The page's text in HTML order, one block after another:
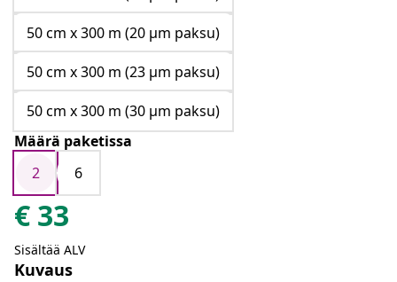
50 cm x 300 m (20 μm paksu)
50 cm x 300 m (23 μm paksu)
50 cm x 300 m (30 μm paksu)
Määrä paketissa
2
6
€ 33
Sisältää ALV
Kuvaus